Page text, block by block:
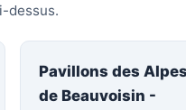
dessus.
Pavillons des
de Beauvoisin -